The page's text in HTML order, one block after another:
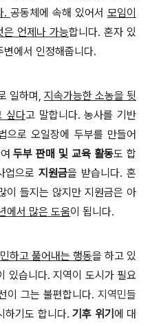
. 공동체에 속해 있어서 모임이
은 언제나 가능합니다. 혼자 있
에서 인정해줍니다.
일하며, 지속가능한 소농을 뒷
싶다고 말합니다.농사를 기반
으로 오일장에 두부를 만들어
여두부 판매 및 교육 활동도 합
업으로 지원금을 받습니다. 혼
이 들지는 않지만 지원금은 아
에서 많은 도움이 됩니다.
하고 풀어내는 행동을 하고 있
있습니다. 지역이 도시가 필요
이 그는 불편합니다. 지역민들
하기도 합니다.기후 위기 에 대